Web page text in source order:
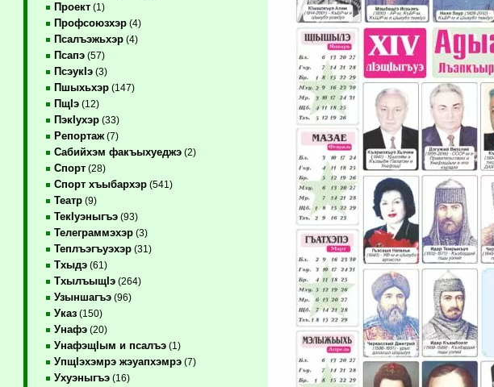
Проект(1)
Профсоюзхэр(4)
Псалъэжьхэр(4)
Псапэ(57)
ПсэукIэ(3)
Пшыхьхэр(147)
ПщIэ(12)
ПэкIухэр(33)
Репортаж(7)
Сабийхэм факъыхуеджэ(2)
Спорт(28)
Спорт хъыбархэр(541)
Театр(9)
ТекIуэныгъэ(93)
Телеграммэхэр(3)
Теплъэгъуэхэр(31)
Тхыдэ(61)
ТхылъыщIэ(264)
Узыншагъэ(96)
Указ(150)
Унафэ(20)
УнафэщIым и псалъэ(1)
УпщIэхэмрэ жэуапхэмрэ(7)
Ухуэныгъэ(16)